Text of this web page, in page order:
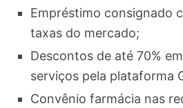
Empréstimo consignado
taxas do mercado;
Descontos de até 70%
serviços pela plataforma
Convênio farmácia nas